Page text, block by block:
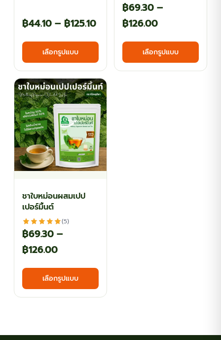
฿44.10 – ฿125.10Price
range:
through
฿125.10
เลือกรูปแบบ
This
has
multiple
variants.
The
options
may
be
chosen
on
฿69.30 –
฿126.00Price
range:
฿69.30
through
เลือกรูปแบบ
This
has
ชาใบหม่อนผสมเปป
เปอร์มิ้นต์
(5)
฿69.30 –
฿126.00Price
range:
฿69.30
through
เลือกรูปแบบ
This
has
The